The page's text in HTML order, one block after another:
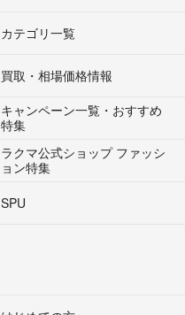
カテゴリ一覧
買取・相場価格情報
キャンペーン一覧・おすすめ
特集
ラクマ公式ショップ ファッシ
ョン特集
SPU